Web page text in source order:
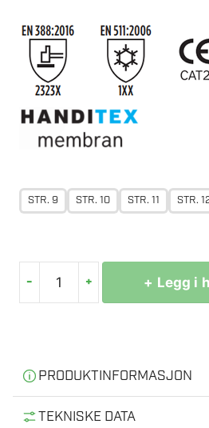
STR. 9 STR. 10 STR. 11 STR.
-
SYNT
+ + Legg i
PRODUKTINFORMASJON
TEKNISKE DATA